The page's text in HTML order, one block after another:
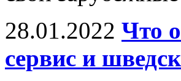
28.01.2022 Что
сервис и